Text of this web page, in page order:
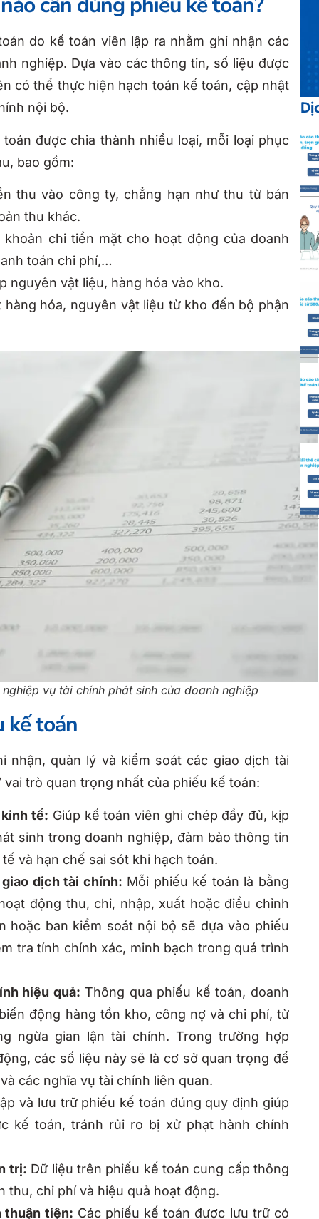
do kế toán viên lập ra nhằm ghi nhận các
nghiệp. Dựa vào các thông tin, số liệu được
có thể thực hiện hạch toán kế toán, cập nhật
nội bộ.
được chia thành nhiều loại, mỗi loại phục
bao gồm:
thu vào công ty, chẳng hạn như thu từ bán
thu khác.
chi tiền mặt cho hoạt động của doanh
toán chi phí,…
nguyên vật liệu, hàng hóa vào kho.
hóa, nguyên vật liệu từ kho đến bộ phận
vụ tài chính phát sinh của doanh nghiệp
kế toán
nhận, quản lý và kiểm soát các giao dịch tài
trò quan trọng nhất của phiếu kế toán:
tế: Giúp kế toán viên ghi chép đầy đủ, kịp
sinh trong doanh nghiệp, đảm bảo thông tin
và hạn chế sai sót khi hạch toán.
dịch tài chính: Mỗi phiếu kế toán là bằng
động thu, chi, nhập, xuất hoặc điều chỉnh
hoặc ban kiểm soát nội bộ sẽ dựa vào phiếu
tra tính chính xác, minh bạch trong quá trình
hiệu quả: Thông qua phiếu kế toán, doanh
động hàng tồn kho, công nợ và chi phí, từ
ngừa gian lận tài chính. Trong trường hợp
các số liệu này sẽ là cơ sở quan trọng để
các nghĩa vụ tài chính liên quan.
và lưu trữ phiếu kế toán đúng quy định giúp
kế toán, tránh rủi ro bị xử phạt hành chính
trị: Dữ liệu trên phiếu kế toán cung cấp thông
thu, chi phí và hiệu quả hoạt động.
thuận tiện: Các phiếu kế toán được lưu trữ có